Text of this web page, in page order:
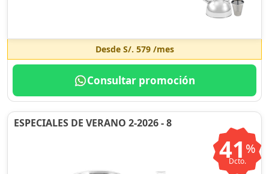
Desde S/. 579/mes
Consultar promoción
ESPECIALES DE VERANO 2-2026 - 8
41 %
Dcto.